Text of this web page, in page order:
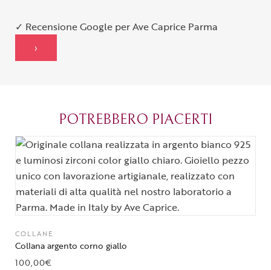
✓ Recensione Google per Ave Caprice Parma
›
POTREBBERO PIACERTI
COLLANE
Collana argento corno giallo
100,00€